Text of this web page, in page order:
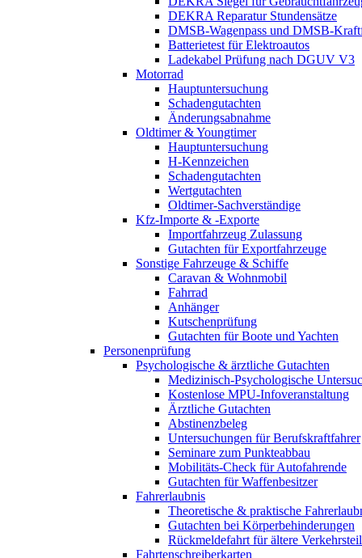
DEKRA Reparatur Stundensätze
DMSB-Wagenpass und DMSB-
Batterietest für Elektroautos
Ladekabel Prüfung nach DGUV V3
Motorrad
Hauptuntersuchung
Schadengutachten
Änderungsabnahme
Oldtimer & Youngtimer
Hauptuntersuchung
H-Kennzeichen
Schadengutachten
Wertgutachten
Oldtimer-Sachverständige
Kfz-Importe & -Exporte
Importfahrzeug Zulassung
Gutachten für Exportfahrzeuge
Sonstige Fahrzeuge & Schiffe
Caravan & Wohnmobil
Fahrrad
Anhänger
Kutschenprüfung
Gutachten für Boote und Yachten
Personenprüfung
Psychologische & ärztliche Gutachten
Medizinisch-Psychologische
Kostenlose MPU-Infoveranstaltung
Ärztliche Gutachten
Abstinenzbeleg
Untersuchungen für Berufskraftfahrer
Seminare zum Punkteabbau
Mobilitäts-Check für Autofahrende
Gutachten für Waffenbesitzer
Fahrerlaubnis
Theoretische & praktische
Gutachten bei Körperbehinderungen
Rückmeldefahrt für ältere
Fahrtenschreiberkarten